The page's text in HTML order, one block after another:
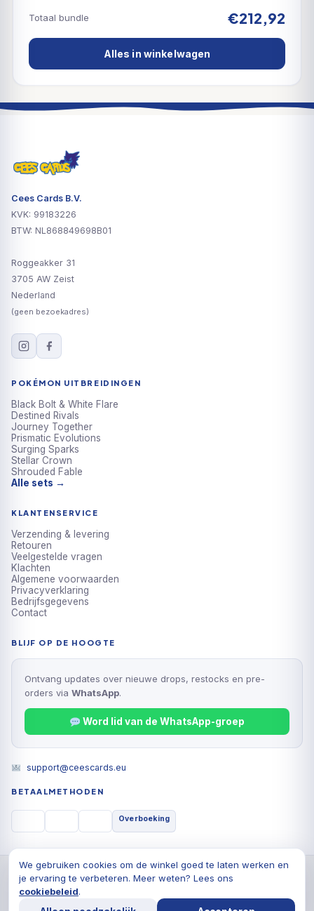
Totaal bundle €212,92
Alles in winkelwagen
Cees Cards B.V.
KVK: 99183226
BTW: NL868849698B01
Roggeakker 31
3705 AW Zeist
Nederland
(geen bezoekadres)
POKÉMON UITBREIDINGEN
Black Bolt & White Flare
Destined Rivals
Journey Together
Prismatic Evolutions
Surging Sparks
Stellar Crown
Shrouded Fable
Alle sets →
KLANTENSERVICE
Verzending & levering
Retouren
Veelgestelde vragen
Klachten
Algemene voorwaarden
Privacyverklaring
Bedrijfsgegevens
Contact
BLIJF OP DE HOOGTE
Ontvang updates over nieuwe drops, restocks en pre-
orders via WhatsApp
Word lid van de WhatsApp-groep
support@ceescards.eu
BETAALMETHODEN
Overboeking
© 2026 Cees Cards B.V., Alle rechten voorbehouden
PrivacyverklaringAlgemene voorwaarden Cookiebeleid
We gebruiken cookies om de winkel goed te laten werken en
je ervaring te verbeteren. Meer weten? Lees ons
cookiebeleid.